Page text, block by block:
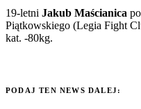
19-letni Jakub Maścianica
Piątkowskiego (Legia Fight
kat. -80kg.
PODAJ TEN NEWS DALEJ: